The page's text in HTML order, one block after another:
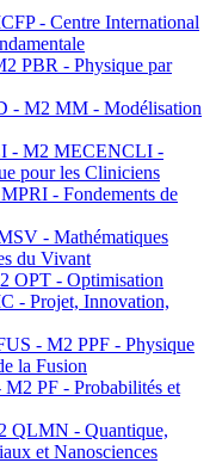
- Centre International
PBR - Physique par
- M2 MM - Modélisation
- M2 MECENCLI -
pour les Cliniciens
- Fondements de
- Mathématiques
du Vivant
OPT - Optimisation
- Projet, Innovation,
- M2 PPF - Physique
la Fusion
PF - Probabilités et
QLMN - Quantique,
et Nanosciences